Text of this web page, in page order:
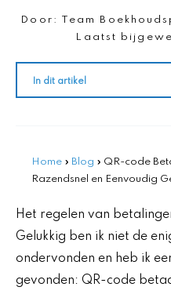
Door: Team
Laatst
In dit artikel
Home » Blog » QR-code
Razendsnel en Eenvoudig
Het regelen van
Gelukkig ben ik niet de
ondervonden en heb ik
gevonden: QR-code